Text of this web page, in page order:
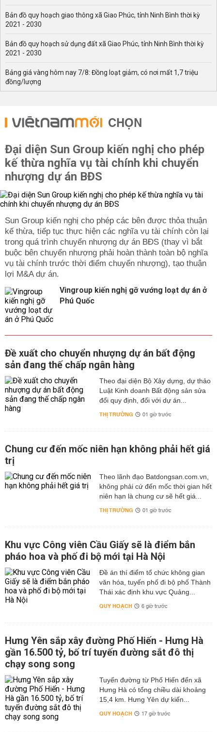
Bản đồ quy hoạch giao thông xã Giao Phúc, tỉnh Ninh Bình thời kỳ
2021 - 2030
Bản đồ quy hoạch sử dụng đất xã Giao Phúc, tỉnh Ninh Bình thời kỳ
2021 - 2030
Bảng giá vàng hôm nay 7/8: Đồng loạt giảm, có nơi mất 1,7 triệu
đồng/lượng
CHỌN
Đại diện Sun Group kiến nghị cho phép
kế thừa nghĩa vụ tài chính khi chuyển
nhượng dự án BĐS
Sun Group kiến nghị cho phép các bên được thỏa thuận
kế thừa, tiếp tục thực hiện các nghĩa vụ tài chính còn lại
trong quá trình chuyển nhượng dự án BĐS (thay vì bắt
buộc bên chuyển nhượng phải hoàn thành toàn bộ nghĩa
vụ tài chính trước thời điểm chuyển nhượng), tạo thuận
lợi M&A dự án.
Vingroup kiến nghị gỡ vướng loạt dự án ở
Phú Quốc
Đề xuất cho chuyển nhượng dự án bất động
sản đang thế chấp ngân hàng
Theo đại diện Bộ Xây dựng, dự thảo
Luật Kinh doanh Bất động sản sửa
đổi quy định, đối với dự án...
THỊ TRƯỜNG 01 giờ trước
Chung cư đến mốc niên hạn không phải hết giá
trị
Theo lãnh đạo Batdongsan.com.vn,
không phải cứ đến mốc thời gian hết
niên hạn là chung cư sẽ hết giá...
THỊ TRƯỜNG 01 giờ trước
Khu vực Công viên Cầu Giấy sẽ là điểm bắn
pháo hoa và phố đi bộ mới tại Hà Nội
Đề án thí điểm tổ chức không gian
văn hóa, tuyến phố đi bộ phố Thành
Thái xác định khu vực Quảng...
QUY HOẠCH 6 giờ trước
Hưng Yên sắp xây đường Phố Hiến - Hưng Hà
gần 16.500 tỷ, bố trí tuyến đường sắt đô thị
chạy song song
Tuyến đường từ Phố Hiến đến xã
Hưng Hà có tổng chiều dài khoảng
15,4 km. Hưng Yên dự kiến...
QUY HOẠCH 17 giờ trước